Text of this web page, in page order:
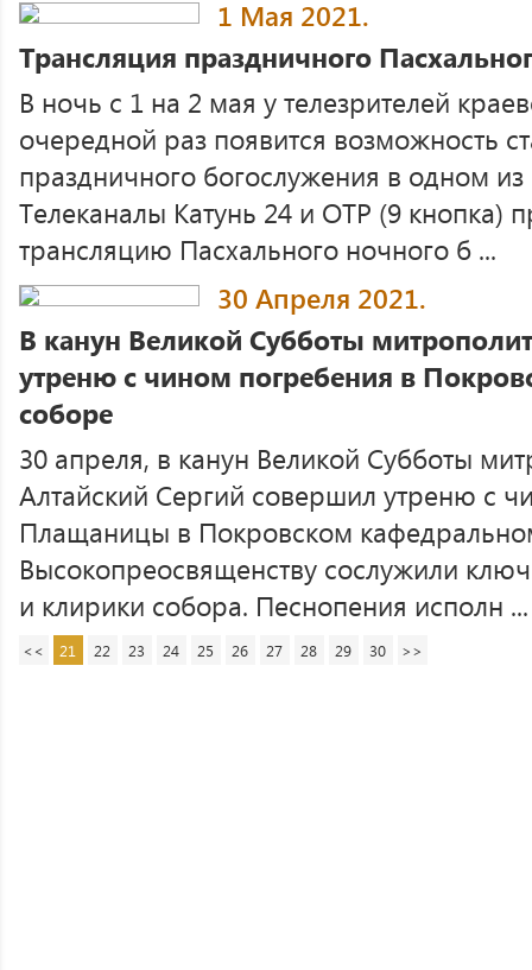
1 Мая 2021.
Трансляция праздничного
В ночь с 1 на 2 мая у телезрителей
очередной раз появится возможность
праздничного богослужения в одном
Телеканалы Катунь 24 и ОТР (9 кнопка)
трансляцию Пасхального ночного б ...
30 Апреля 2021.
В канун Великой Субботы
утреню с чином погребения в
соборе
30 апреля, в канун Великой Субботы
Алтайский Сергий совершил утреню с
Плащаницы в Покровском
Высокопреосвященству сослужили
и клирики собора. Песнопения исполн ...
<< 21 22 23 24 25 26 27 28 29 30 >>